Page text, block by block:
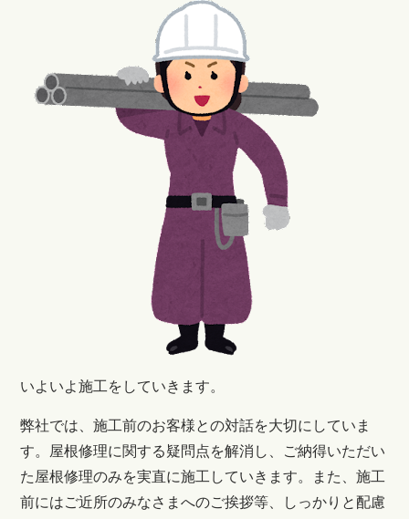
いよいよ施工をしていきます。
弊社では、施工前のお客様との対話を大切にしていま
す。屋根修理に関する疑問点を解消し、ご納得いただい
た屋根修理のみを実直に施工していきます。また、施工
前にはご近所のみなさまへのご挨拶等、しっかりと配慮